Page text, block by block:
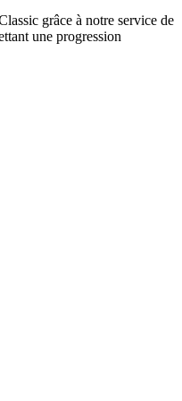
grâce à notre service de
une progression